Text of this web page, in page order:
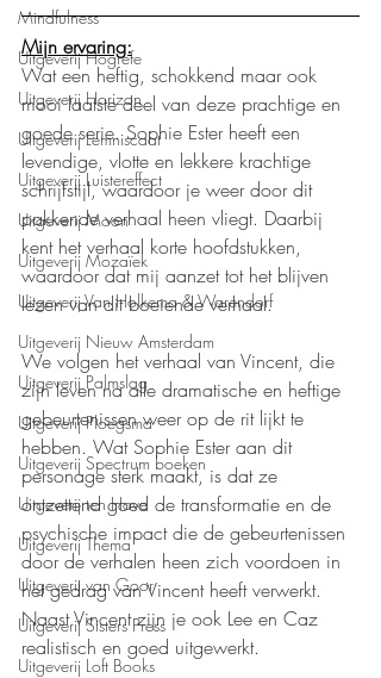
Mindfulness
Uitgeverij Hogrefe
Uitgeverij Horizon
Uitgeverij Lemniscaat
Uitgeverij Luistereffect
Uitgeverij Moon
Uitgeverij Mozaïek
Uitgeverij Van Holkema & Warendorf
Uitgeverij Nieuw Amsterdam
Uitgeverij Palmslag
Uitgeverij Ploegsma
Uitgeverij Spectrum boeken
Uitgeverij ten Have
Uitgeverij Thema
Uitgeverij van Goor
Uitgeverij Sisters Press
Uitgeverij Loft Books
Mijn ervaring:
Wat een heftig, schokkend maar ook
mooi laatste deel van deze prachtige en
goede serie. Sophie Ester heeft een
levendige, vlotte en lekkere krachtige
schrijfstijl, waardoor je weer door dit
pakkende verhaal heen vliegt. Daarbij
kent het verhaal korte hoofdstukken,
waardoor dat mij aanzet tot het blijven
lezen van dit boeiende verhaal.
We volgen het verhaal van Vincent, die
zijn leven na alle dramatische en heftige
gebeurtenissen weer op de rit lijkt te
hebben. Wat Sophie Ester aan dit
personage sterk maakt, is dat ze
ontzettend goed de transformatie en de
psychische impact die de gebeurtenissen
door de verhalen heen zich voordoen in
het gedrag van Vincent heeft verwerkt.
Naast Vincent zijn je ook Lee en Caz
realistisch en goed uitgewerkt.